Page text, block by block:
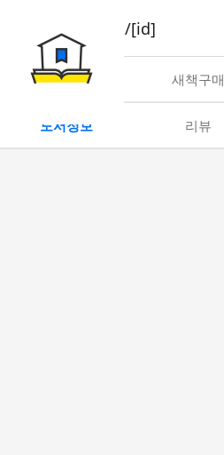
book/rent/[id]
대여 새책구매
도서정보 리뷰